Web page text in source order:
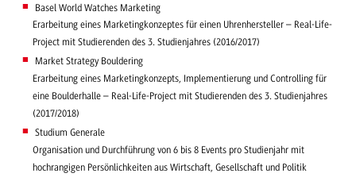
Basel World Watches Marketing
Erarbeitung eines Marketingkonzeptes für einen Uhrenhersteller – Real-Life-
Project mit Studierenden des 3. Studienjahres (2016/2017)
Market Strategy Bouldering
Erarbeitung eines Marketingkonzepts, Implementierung und Controlling für
eine Boulderhalle – Real-Life-Project mit Studierenden des 3. Studienjahres
(2017/2018)
Studium Generale
Organisation und Durchführung von 6 bis 8 Events pro Studienjahr mit
hochrangigen Persönlichkeiten aus Wirtschaft, Gesellschaft und Politik